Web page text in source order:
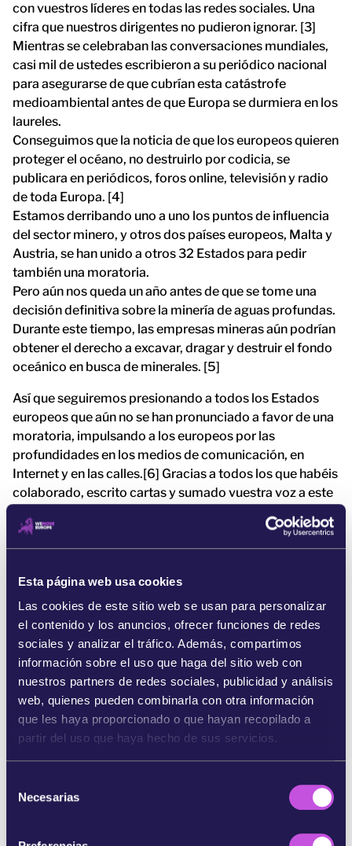
Esta página web usa cookies
Las cookies de este sitio web se usan para personalizar
el contenido y los anuncios, ofrecer funciones de redes
sociales y analizar el tráfico. Además, compartimos
información sobre el uso que haga del sitio web con
nuestros partners de redes sociales, publicidad y análisis
web, quienes pueden combinarla con otra información
que les haya proporcionado o que hayan recopilado a
partir del uso que haya hecho de sus servicios.
Necesarias
con vuestros líderes en todas las redes sociales. Una
cifra que nuestros dirigentes no pudieron ignorar. [3]
Mientras se celebraban las conversaciones mundiales,
casi mil de ustedes escribieron a su periódico nacional
para asegurarse de que cubrían esta catástrofe
medioambiental antes de que Europa se durmiera en los
laureles.
Conseguimos que la noticia de que los europeos quieren
proteger el océano, no destruirlo por codicia, se
publicara en periódicos, foros online, televisión y radio
de toda Europa. [4]
Estamos derribando uno a uno los puntos de influencia
del sector minero, y otros dos países europeos, Malta y
Austria, se han unido a otros 32 Estados para pedir
también una moratoria.
Pero aún nos queda un año antes de que se tome una
decisión definitiva sobre la minería de aguas profundas.
Durante este tiempo, las empresas mineras aún podrían
obtener el derecho a excavar, dragar y destruir el fondo
oceánico en busca de minerales. [5]
Así que seguiremos presionando a todos los Estados
europeos que aún no se han pronunciado a favor de una
moratoria, impulsando a los europeos por las
profundidades en los medios de comunicación, en
Internet y en las calles.[6] Gracias a todos los que habéis
colaborado, escrito cartas y sumado vuestra voz a este
Referencias:
[1]
https://www.nytimes.com/2024/07/04/us/politics/sea
bed-agency-mining.html [2] https://deep-sea-
conservation.org/pivotal-shift-at-the-isa-nations-rally-
for-deep-sea-mining-moratorium/ [3] https://seas-at-
risk.org/press-releases/a-majority-of-polled-
europeans-oppose-deep-sea-mining/ [4] Aquí
encontrará enlaces a algunos de los reportajes
disponibles en línea:
ngos-call-for-more-debate-on-deep-sea-mining
https://krytykapolityczna.pl/swiat/gornictwo-